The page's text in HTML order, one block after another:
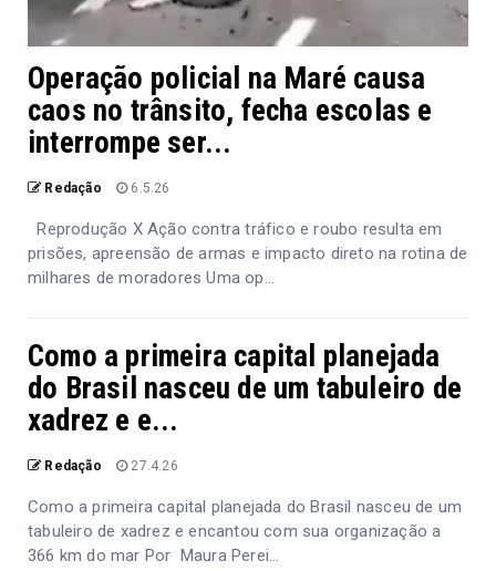
Operação policial na Maré causa
caos no trânsito, fecha escolas e
interrompe ser...
Redação 6.5.26
Reprodução X Ação contra tráfico e roubo resulta em
prisões, apreensão de armas e impacto direto na rotina de
milhares de moradores Uma op...
Como a primeira capital planejada
do Brasil nasceu de um tabuleiro de
xadrez e e...
Redação 27.4.26
Como a primeira capital planejada do Brasil nasceu de um
tabuleiro de xadrez e encantou com sua organização a
366 km do mar Por Maura Perei...